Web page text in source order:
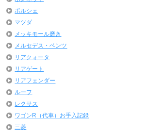
ポルシェ
マツダ
メッキモール磨き
メルセデス・ベンツ
リアクォータ
リアゲート
リアフェンダー
ルーフ
レクサス
ワゴンR（代車）お手入記録
三菱